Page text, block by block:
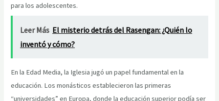
para los adolescentes.
Leer Más El misterio detrás del Rasengan: ¿Quién lo
inventó y cómo?
En la Edad Media, la Iglesia jugó un papel fundamental en la
educación. Los monásticos establecieron las primeras
“universidades” en Europa, donde la educación superior podía ser